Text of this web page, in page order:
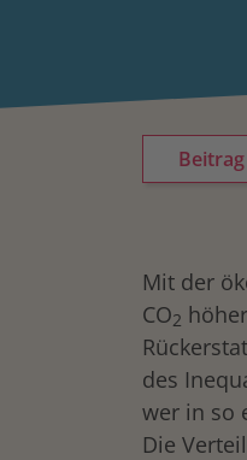
Mit der
CO2
des
wer in so
Die